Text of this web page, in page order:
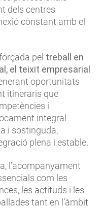
dels centres
constant amb el
pel treball en
el teixit empresarial
oportunitats
itineraris que
i
integral
i sostinguda,
plena i estable.
l’acompanyament
com les
les actituds i les
tant en l’àmbit